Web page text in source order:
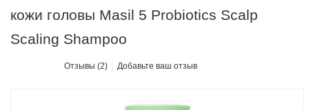
кожи головы Masil 5 Probiotics Scalp
Scaling Shampoo
Отзывы (2) Добавьте ваш отзыв